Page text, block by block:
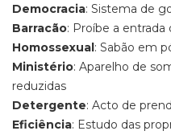
Democracia: Sistema de
Barracão: Proíbe a entrada
Homossexual: Sabão em
Ministério: Aparelho de
reduzidas
Detergente: Acto de
Eficiência: Estudo das